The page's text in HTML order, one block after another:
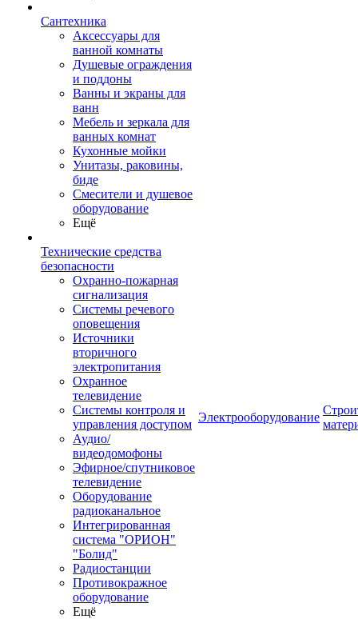
Сантехника
Аксессуары для
ванной комнаты
Душевые ограждения
и поддоны
Ванны и экраны для
ванн
Мебель и зеркала для
ванных комнат
Кухонные мойки
Унитазы, раковины,
биде
Смесители и душевое
оборудование
Ещё
Технические средства
безопасности
Охранно-пожарная
сигнализация
Системы речевого
оповещения
Источники
вторичного
электропитания
Охранное
телевидение
Системы контроля и
управления доступом
Аудио/
видеодомофоны
Эфирное/спутниковое
телевидение
Оборудование
радиоканальное
Интегрированная
система "ОРИОН"
"Болид"
Радиостанции
Противокражное
оборудование
Ещё
Электрооборудование